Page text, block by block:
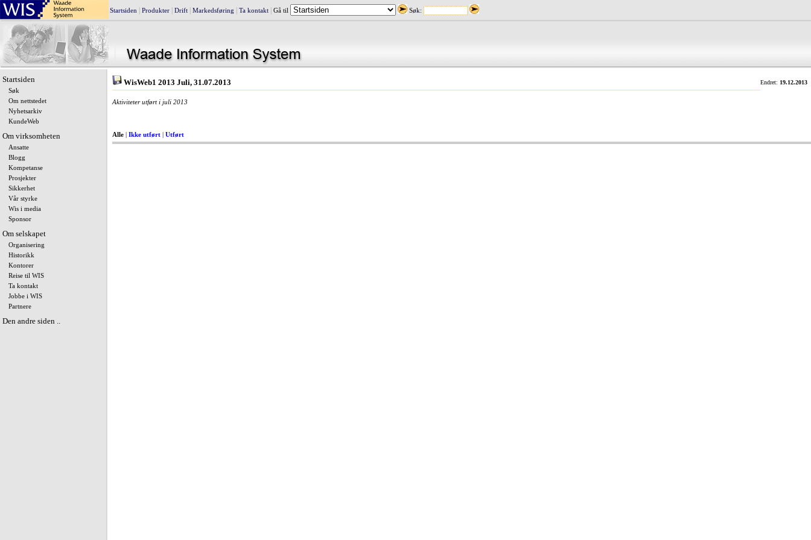
Startsiden Produkter Drift Markedsføring Ta kontakt Gå til Søk:
Startsiden
Søk
Om nettstedet
Nyhetsarkiv
KundeWeb
Om virksomheten
Ansatte
Blogg
Kompetanse
Prosjekter
Sikkerhet
Vår styrke
Wis i media
Sponsor
Om selskapet
Organisering
Historikk
Kontorer
Reise til WIS
Ta kontakt
Jobbe i WIS
Partnere
Den andre siden ..
WisWeb1 2013 Juli, 31.07.2013 Endret: 19.12.2013
Aktiviteter utført i juli 2013
Alle Ikke utført Utført